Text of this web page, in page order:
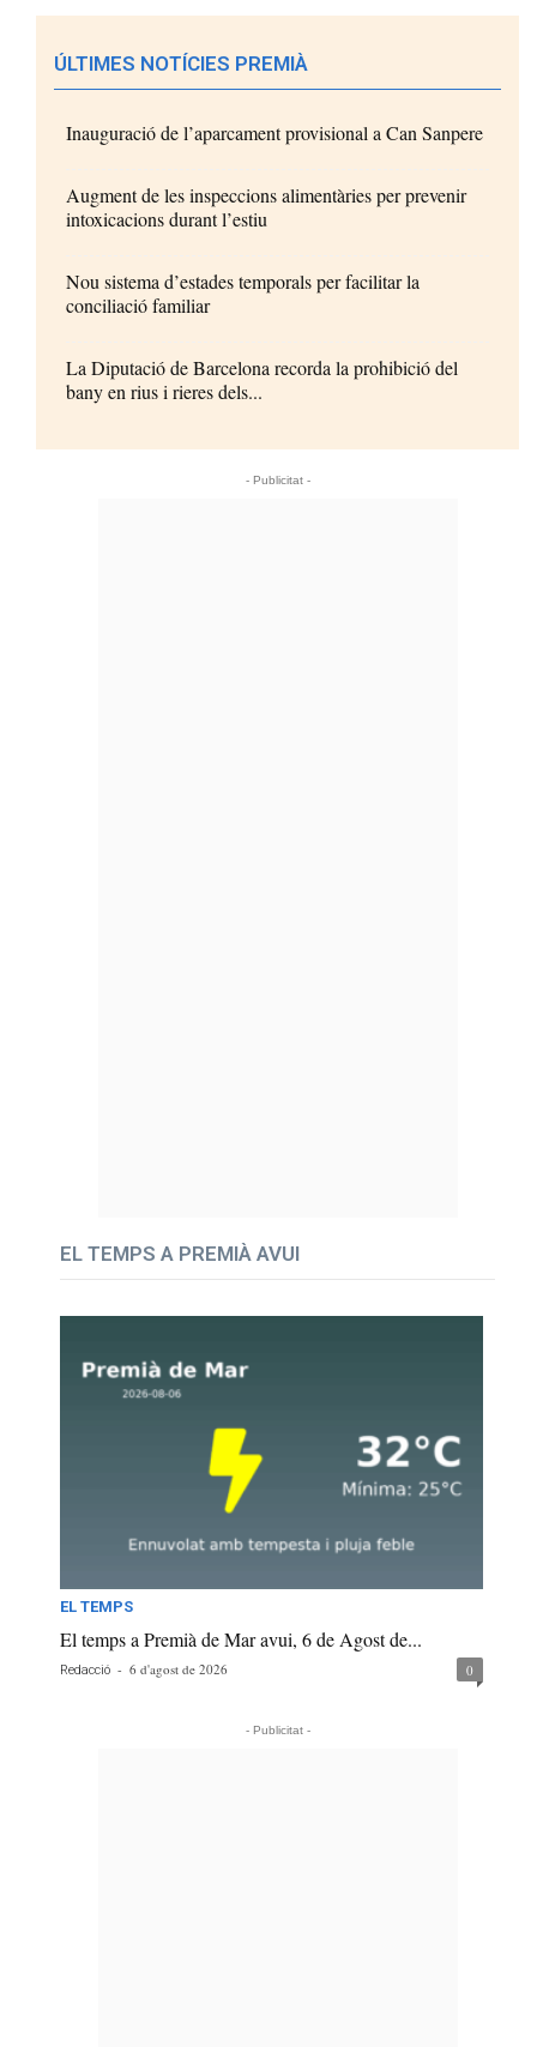
ÚLTIMES NOTÍCIES PREMIÀ
Inauguració de l’aparcament provisional a Can Sanpere
Augment de les inspeccions alimentàries per prevenir
intoxicacions durant l’estiu
Nou sistema d’estades temporals per facilitar la
conciliació familiar
La Diputació de Barcelona recorda la prohibició del
bany en rius i rieres dels...
- Publicitat -
EL TEMPS A PREMIÀ AVUI
EL TEMPS
El temps a Premià de Mar avui, 6 de Agost de...
Redacció - 6 d'agost de 2026 0
- Publicitat -